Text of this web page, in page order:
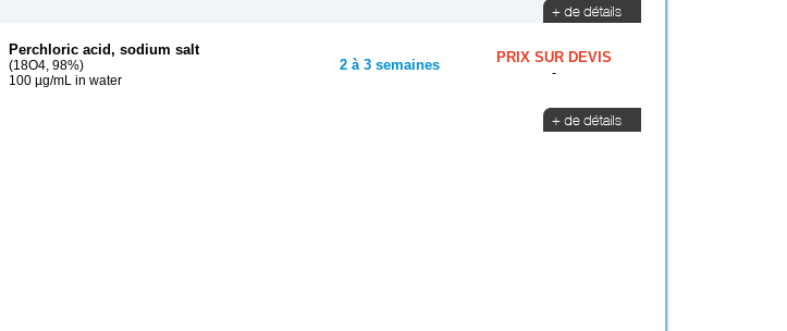
Perchloric acid, sodium salt
(18O4, 98%)
100 µg/mL in water
2 à 3 semaines PRIX SUR DEVIS
-